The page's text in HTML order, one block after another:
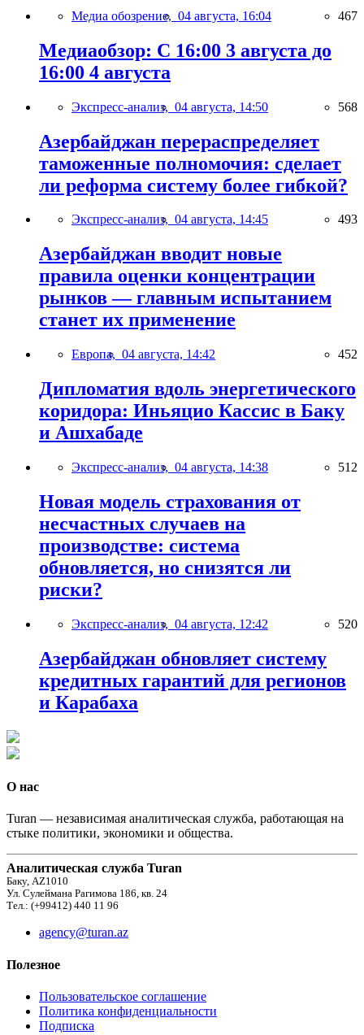
Медиа обозрение, 04 августа, 16:04 467
Медиаобзор: С 16:00 3 августа до
16:00 4 августа
Экспресс-анализ, 04 августа, 14:50 568
Азербайджан перераспределяет
таможенные полномочия: сделает
ли реформа систему более гибкой?
Экспресс-анализ, 04 августа, 14:45 493
Азербайджан вводит новые
правила оценки концентрации
рынков — главным испытанием
станет их применение
Европа, 04 августа, 14:42 452
Дипломатия вдоль энергетического
коридора: Иньяцио Кассис в Баку
и Ашхабаде
Экспресс-анализ, 04 августа, 14:38 512
Новая модель страхования от
несчастных случаев на
производстве: система
обновляется, но снизятся ли
риски?
Экспресс-анализ, 04 августа, 12:42 520
Азербайджан обновляет систему
кредитных гарантий для регионов
и Карабаха
О нас
Turan — независимая аналитическая служба, работающая на
стыке политики, экономики и общества.
Аналитическая служба Turan
Баку, AZ1010
Ул. Сулеймана Рагимова 186, кв. 24
Тел.: (+99412) 440 11 96
agency@turan.az
Полезное
Пользовательское соглашение
Политика конфиденциальности
Подписка